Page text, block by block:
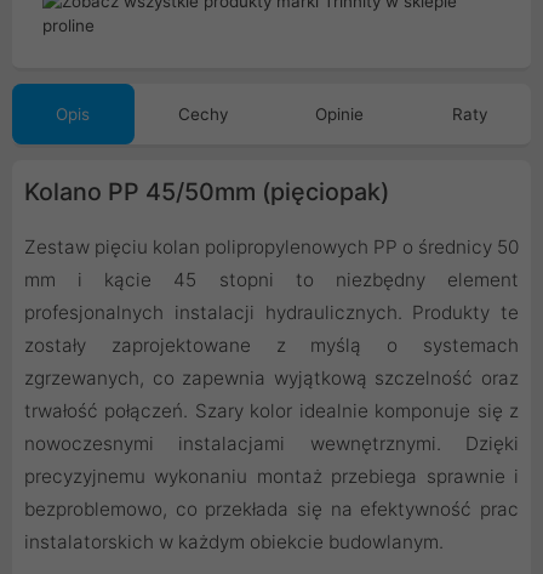
Opis Cechy Opinie Raty
Kolano PP 45/50mm (pięciopak)
Zestaw pięciu kolan polipropylenowych PP o średnicy 50
mm i kącie 45 stopni to niezbędny element
profesjonalnych instalacji hydraulicznych. Produkty te
zostały zaprojektowane z myślą o systemach
zgrzewanych, co zapewnia wyjątkową szczelność oraz
trwałość połączeń. Szary kolor idealnie komponuje się z
nowoczesnymi instalacjami wewnętrznymi. Dzięki
precyzyjnemu wykonaniu montaż przebiega sprawnie i
bezproblemowo, co przekłada się na efektywność prac
instalatorskich w każdym obiekcie budowlanym.